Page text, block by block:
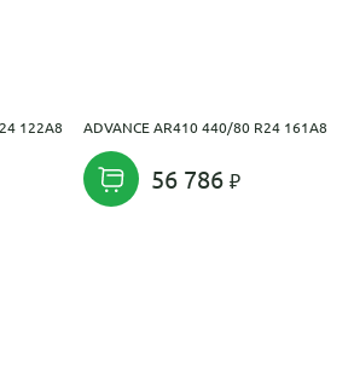
122A8 ADVANCE AR410 440/80 R24 161A8
56 786